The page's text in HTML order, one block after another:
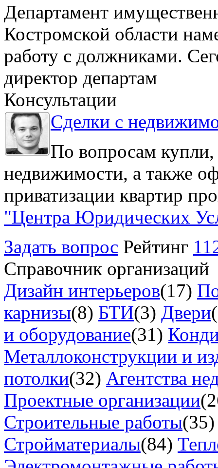
Департамент
Костромской области
работу с должниками.
директор департам
Консультации
Сделки с
По вопросам
недвижимости, а также
приватизации квартир
"Центра Юридических
Задать вопрос Рейтинг
Справочник организаций
Дизайн интерьеров(17)
карнизы(8) БТИ(3) Двери
и оборудование(31)
Металлоконструкции и
потолки(32) Агентства
Проектные организации
Строительные работы(35)
Стройматериалы(84)